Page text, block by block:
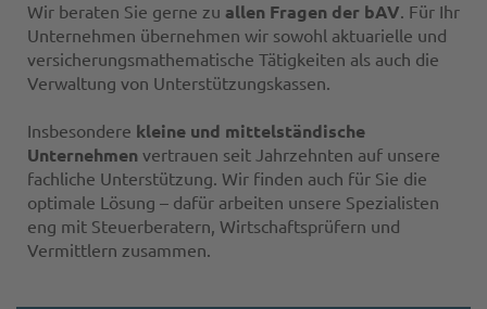
Wir beraten Sie gerne zu allen Fragen der bAV. Für Ihr
Unternehmen übernehmen wir sowohl aktuarielle und
versicherungsmathematische Tätigkeiten als auch die
Verwaltung von Unterstützungskassen.
Insbesondere kleine und mittelständische
Unternehmen vertrauen seit Jahrzehnten auf unsere
fachliche Unterstützung. Wir finden auch für Sie die
optimale Lösung – dafür arbeiten unsere Spezialisten
eng mit Steuerberatern, Wirtschaftsprüfern und
Vermittlern zusammen.